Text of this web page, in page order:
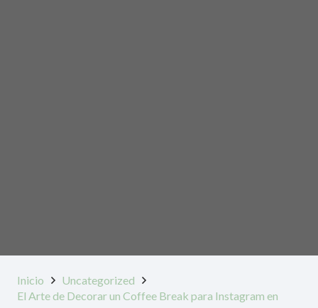
Inicio
Uncategorized
El Arte de Decorar un Coffee Break para Instagram en